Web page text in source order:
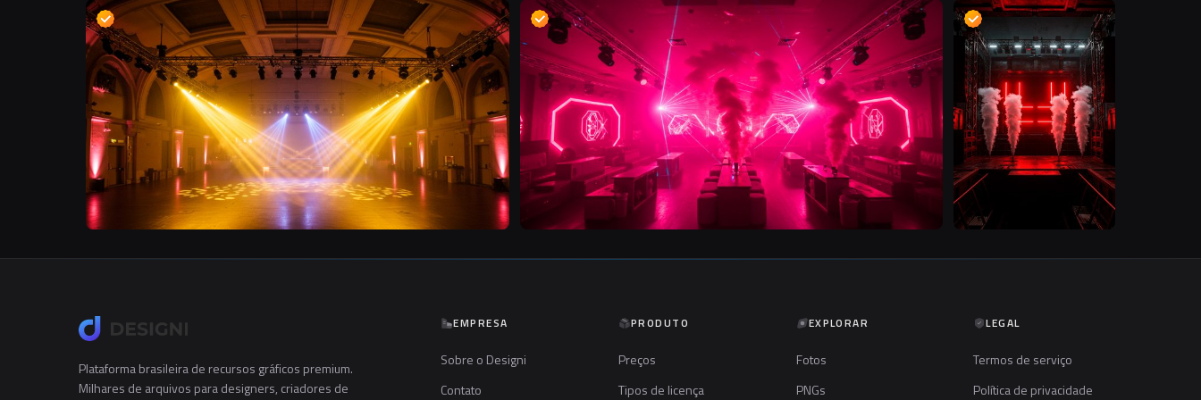
D D D
Plataforma brasileira de recursos gráficos premium.
Milhares de arquivos para designers, criadores de
EMPRESA
Sobre o Designi
Contato
PRODUTO
Preços
Tipos de licença
EXPLORAR
Fotos
PNGs
LEGAL
Termos de serviço
Política de privacidade